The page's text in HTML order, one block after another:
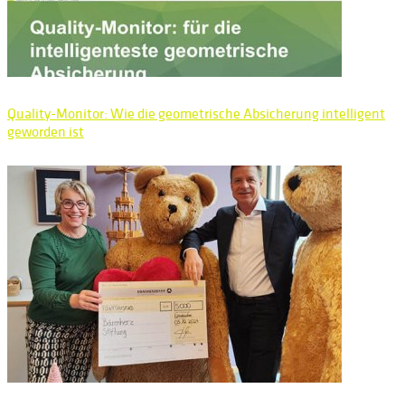
Quality-Monitor: Wie die geometrische Absicherung intelligent
geworden ist